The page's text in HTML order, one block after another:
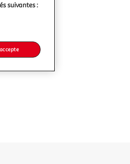
suivantes :